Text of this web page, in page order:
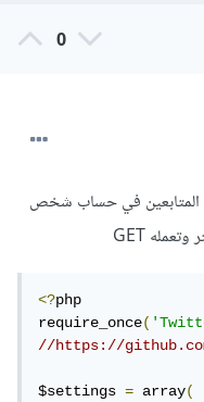
0
في حساب شخص
<?php
require_once(
//https://
$settings = array(